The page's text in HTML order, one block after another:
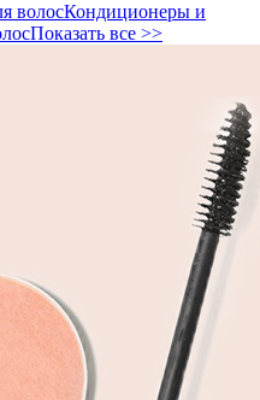
волосКондиционеры и
Показать все >>